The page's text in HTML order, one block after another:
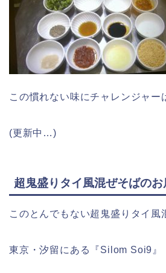
この慣れない味にチャレンジャー
(更新中…)
超鬼盛りタイ風混ぜそばのお
このとんでもない超鬼盛りタイ風
東京・汐留にある『Silom Soi9』